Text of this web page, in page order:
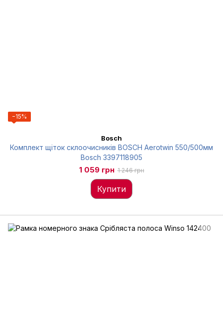
−15%
Bosch
Комплект щіток склоочисників BOSCH Aerotwin 550/500мм
Bosch 3397118905
1 059 грн 1 246 грн
Купити